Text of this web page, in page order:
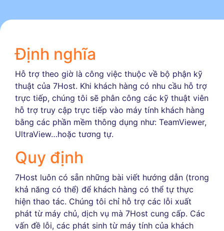
Định nghĩa
Hỗ trợ theo giờ là công việc thuộc về bộ phận kỹ
thuật của 7Host. Khi khách hàng có nhu cầu hỗ trợ
trực tiếp, chúng tôi sẽ phân công các kỹ thuật viên
hỗ trợ truy cập trực tiếp vào máy tính khách hàng
bằng các phần mềm thông dụng như: TeamViewer,
UltraView…hoặc tương tự.
Quy định
7Host luôn có sẵn những bài viết hướng dẫn (trong
khả năng có thể) để khách hàng có thể tự thực
hiện thao tác. Chúng tôi chỉ hỗ trợ các lỗi xuất
phát từ máy chủ, dịch vụ mà 7Host cung cấp. Các
vấn đề lỗi, các phát sinh từ máy tính của khách